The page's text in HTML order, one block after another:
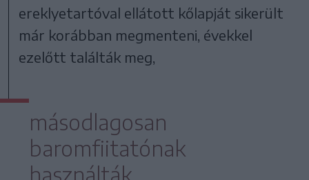
ereklyetartóval ellátott kőlapját sikerült
már korábban megmenteni, évekkel
ezelőtt találták meg,
másodlagosan
baromfiitatónak
használták.